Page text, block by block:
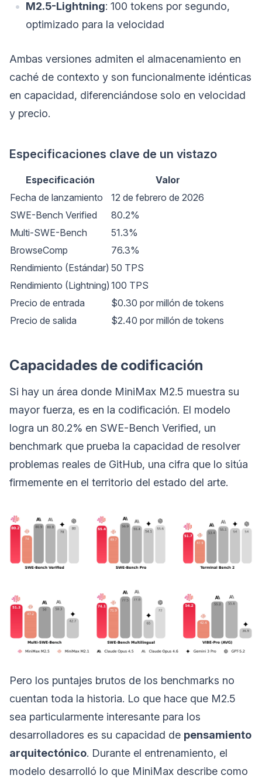
M2.5-Lightning: 100 tokens por segundo,
optimizado para la velocidad
Ambas versiones admiten el almacenamiento en
caché de contexto y son funcionalmente idénticas
en capacidad, diferenciándose solo en velocidad
y precio.
Especificaciones clave de un vistazo
Especificación
Valor
Fecha de lanzamiento
12 de febrero de 2026
SWE-Bench Verified
80.2%
Multi-SWE-Bench
51.3%
BrowseComp
76.3%
Rendimiento (Estándar) 50 TPS
Rendimiento (Lightning) 100 TPS
Precio de entrada
$0.30 por millón de tokens
Precio de salida
$2.40 por millón de tokens
Capacidades de codificación
Si hay un área donde MiniMax M2.5 muestra su
mayor fuerza, es en la codificación. El modelo
logra un 80.2% en SWE-Bench Verified, un
benchmark que prueba la capacidad de resolver
problemas reales de GitHub, una cifra que lo sitúa
firmemente en el territorio del estado del arte.
Pero los puntajes brutos de los benchmarks no
cuentan toda la historia. Lo que hace que M2.5
sea particularmente interesante para los
desarrolladores es su capacidad de pensamiento
arquitectónico. Durante el entrenamiento, el
modelo desarrolló lo que MiniMax describe como